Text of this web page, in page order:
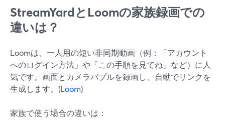
StreamYardとLoomの家族録画での
違いは？
Loomは、一人用の短い非同期動画（例：「アカウント
へのログイン方法」や「この手順を見てね」など）に人
気です。画面とカメラバブルを録画し、自動でリンクを
生成します。(Loom)
家族で使う場合の違いは：